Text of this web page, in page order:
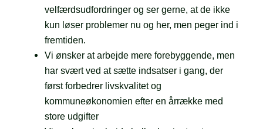
velfærdsudfordringer og ser gerne, at de ikke
kun løser problemer nu og her, men peger ind i
fremtiden.
Vi ønsker at arbejde mere forebyggende, men
har svært ved at sætte indsatser i gang, der
først forbedrer livskvalitet og
kommuneøkonomien efter en årrække med
store udgifter